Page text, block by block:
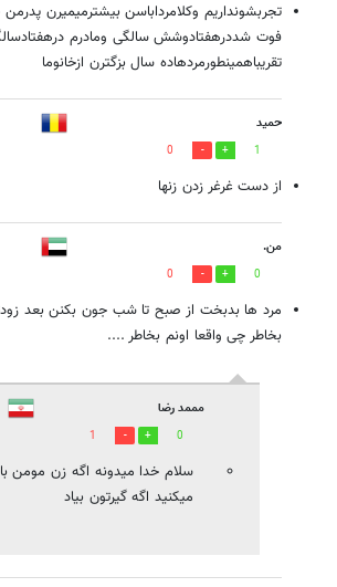
تجربشونداریم وکلامرداباسن بیشترمیمیرن
فوت شددرهفتادوشش سالگی ومادرم
تقریباهمینطورمردهاده سال بزگترن ازخانوما
حمید
1
0
از دست غرغر زدن زنها
من.
0
0
مرد ها بدبخت از صبح تا شب جون بکنن بعد
بخاطر چی واقعا اونم بخاطر ....
مممد رضا
0
1
سلام خدا میدونه اگه زن مومن
میکنید اگه گیرتون بیاد